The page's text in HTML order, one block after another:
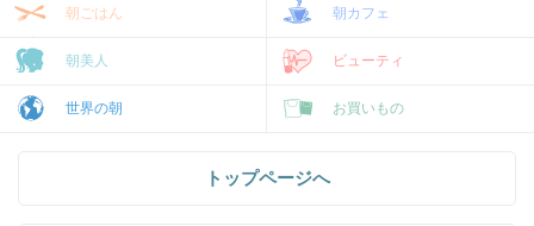
朝ごはん 朝カフェ
朝美人 ビューティ
世界の朝 お買いもの
トップページへ